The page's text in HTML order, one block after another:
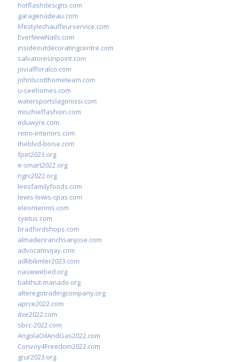
hotflashdesigns.com
garagenadeau.com
lifestylechauffeurservice.com
EverNewNails.com
insideoutdecoratingcentre.com
salvatoresinpoint.com
jovialfloralco.com
johnlscotthometeam.com
u-seehomes.com
watersportslagonissi.com
mischieffashion.com
eduwyre.com
retro-interiors.com
theblvd-boise.com
fpet2023.org
e-smart2022.org
ngrc2022.org
leesfamilyfoods.com
lewis-lewis-cpas.com
eleontennis.com
cyetus.com
bradfordshops.com
almadenranchsanjose.com
advocatevijay.com
adlibilimler2023.com
naswwebed.org
balithut-manado.org
alteregotradingcompany.org
aprce2022.com
ibie2022.com
sbcc-2022.com
AngolaOilAndGas2022.com
Convoy4Freedom2022.com
grur2023.org